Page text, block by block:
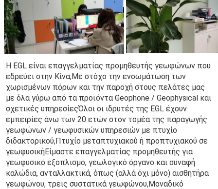
Η EGL είναι επαγγελματίας προμηθευτής γεωφώνων που
εδρεύει στην Κίνα,Με στόχο την ενσωμάτωση των
χωρισμένων πόρων και την παροχή στους πελάτες μας
με όλα γύρω από τα προϊόντα Geophone / Geophysical και
σχετικές υπηρεσίεςΌλοι οι ιδρυτές της EGL έχουν
εμπειρίες άνω των 20 ετών στον τομέα της παραγωγής
γεωφώνων / γεωφυσικών υπηρεσιών με πτυχίο
διδακτορικού,Πτυχίο μεταπτυχιακού ή προπτυχιακού σε
γεωφυσικήΕίμαστε επαγγελματίας προμηθευτής για
γεωφυσικό εξοπλισμό, γεωλογικό όργανο και συναφή
καλώδια, ανταλλακτικά, όπως (αλλά όχι μόνο) αισθητήρα
γεωφώνου, τρεις συστατικά γεωφώνου,Μοναδικό